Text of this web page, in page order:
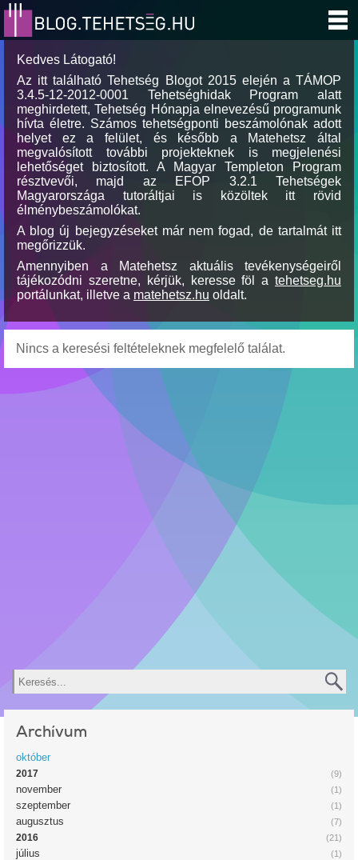
Kedves Látogató!
Az itt található Tehetség Blogot 2015 elején a TÁMOP
3.4.5-12-2012-0001 Tehetséghidak Program alatt
meghirdetett, Tehetség Hónapja elnevezésű programunk
hívta életre. Számos tehetségponti beszámolónak adott
helyet ez a felület, és később a Matehetsz által
megvalósított további projekteknek is megjelenési
lehetőséget biztosított. A Magyar Templeton Program
résztvevői, majd az EFOP 3.2.1 Tehetségek
Magyarországa tutoráltjai is közöltek itt rövid
élménybeszámolókat.
A blog új bejegyzéseket már nem fogad, de tartalmát itt
megőrizzük.
Amennyiben a Matehetsz aktuális tevékenységeiről
tájékozódni szeretne, kérjük, keresse föl a tehetseg.hu
portálunkat, illetve a matehetsz.hu oldalt.
Nincs a keresési feltételeknek megfelelő találat.
Keresés
Archívum
október
(9)
2017
(1)
november
(1)
szeptember
(7)
augusztus
(21)
2016
(1)
július